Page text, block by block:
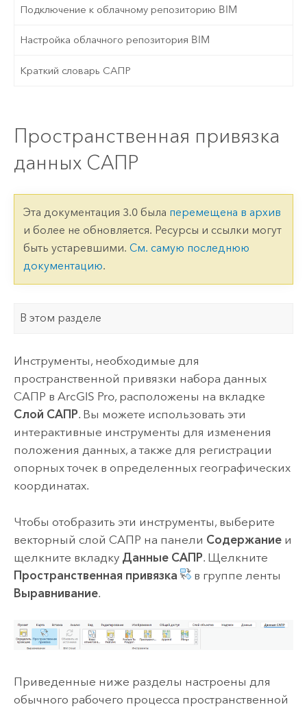
Подключение к облачному репозиторию BIM
Настройка облачного репозитория BIM
Краткий словарь САПР
Пространственная привязка
данных САПР
Эта документация 3.0 была перемещена в архив
и более не обновляется. Ресурсы и ссылки могут
быть устаревшими. См. самую последнюю
документацию.
В этом разделе
Инструменты, необходимые для
пространственной привязки набора данных
САПР в ArcGIS Pro, расположены на вкладке
Слой САПР. Вы можете использовать эти
интерактивные инструменты для изменения
положения данных, а также для регистрации
опорных точек в определенных географических
координатах.
Чтобы отобразить эти инструменты, выберите
векторный слой САПР на панели Содержаниеи
щелкните вкладку Данные САПР. Щелкните
Пространственная привязка
в группе ленты
Выравнивание.
Приведенные ниже разделы настроены для
обычного рабочего процесса пространственной